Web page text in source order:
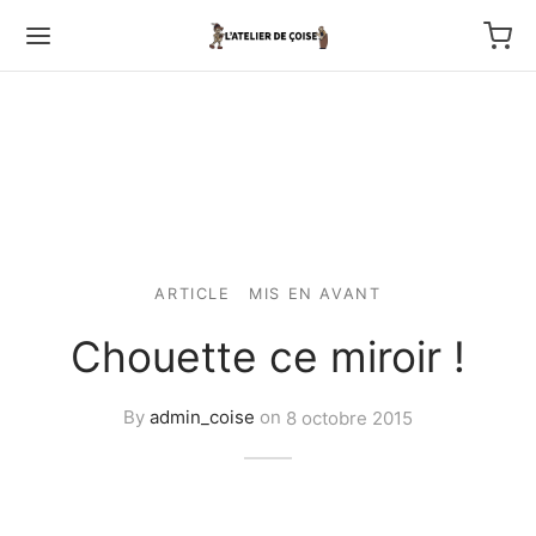
ARTICLE MIS EN AVANT
Chouette ce miroir !
By admin_coise on 8 octobre 2015
au couteau